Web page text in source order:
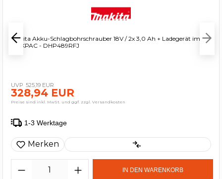
Makita Akku-Schlagbohrschrauber 18V / 2x 3,0 Ah + Ladegerät im
MAKPAC - DHP489RFJ
525,19 EUR
328,94 EUR
Preise sind inkl. MwSt. und ggf. zzgl. Versandkosten
1-3 Werktage
Merken
IN DEN WARENKORB